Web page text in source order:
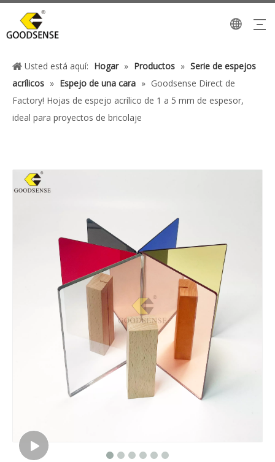
Usted está aquí: Hogar » Productos » Serie de espejos
acrílicos » Espejo de una cara » Goodsense Direct de
Factory! Hojas de espejo acrílico de 1 a 5 mm de espesor,
ideal para proyectos de bricolaje